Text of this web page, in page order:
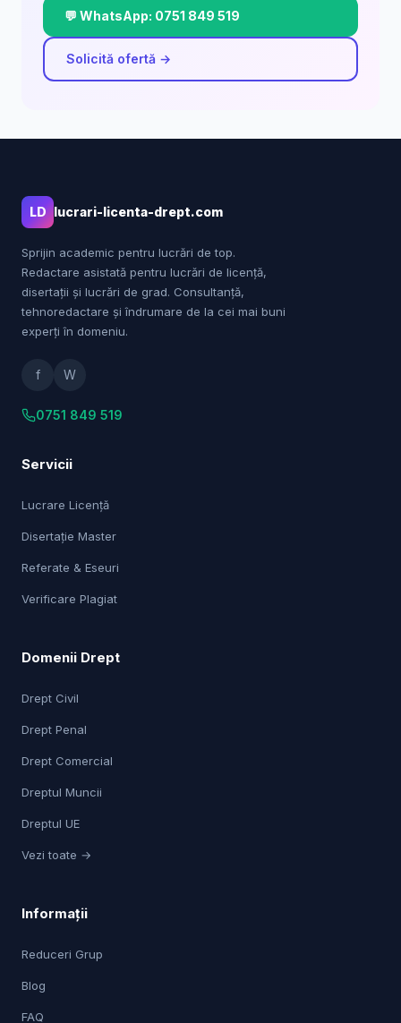
💬 WhatsApp: 0751 849 519
Solicită ofertă →
LD lucrari-licenta-drept.com
Sprijin academic pentru lucrări de top.
Redactare asistată pentru lucrări de licență,
disertații și lucrări de grad. Consultanță,
tehnoredactare și îndrumare de la cei mai buni
experți în domeniu.
f W
0751 849 519
Servicii
Lucrare Licență
Disertație Master
Referate & Eseuri
Verificare Plagiat
Domenii Drept
Drept Civil
Drept Penal
Drept Comercial
Dreptul Muncii
Dreptul UE
Vezi toate →
Informații
Reduceri Grup
Blog
FAQ